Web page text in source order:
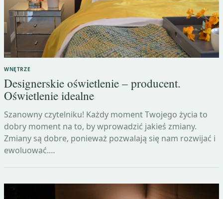
WNĘTRZE
Designerskie oświetlenie – producent.
Oświetlenie idealne
Szanowny czytelniku! Każdy moment Twojego życia to
dobry moment na to, by wprowadzić jakieś zmiany.
Zmiany są dobre, ponieważ pozwalają się nam rozwijać i
ewoluować.…